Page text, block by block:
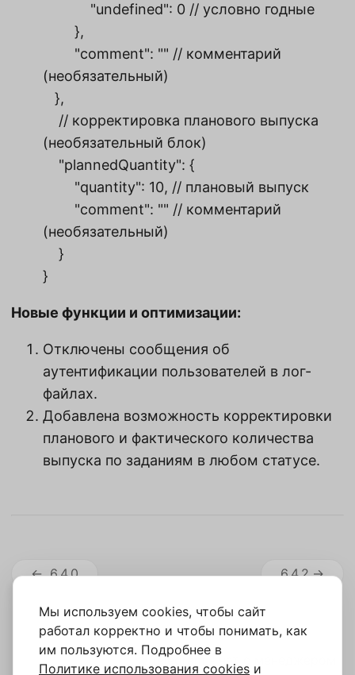
Мы используем cookies, чтобы сайт
работал корректно и чтобы понимать, как
им пользуются. Подробнее в
Политике использования cookies и
"undefined": 0 // условно годные
},
"comment": "" // комментарий
(необязательный)
},
// корректировка планового выпуска
(необязательный блок)
"plannedQuantity": {
"quantity": 10, // плановый выпуск
"comment": "" // комментарий
(необязательный)
}
}
Новые функции и оптимизации:
Отключены сообщения об
аутентификации пользователей в лог-
файлах.
Добавлена возможность корректировки
планового и фактического количества
выпуска по заданиям в любом статусе.
6.4.0 6.4.2
Telegram - чат с менеджером